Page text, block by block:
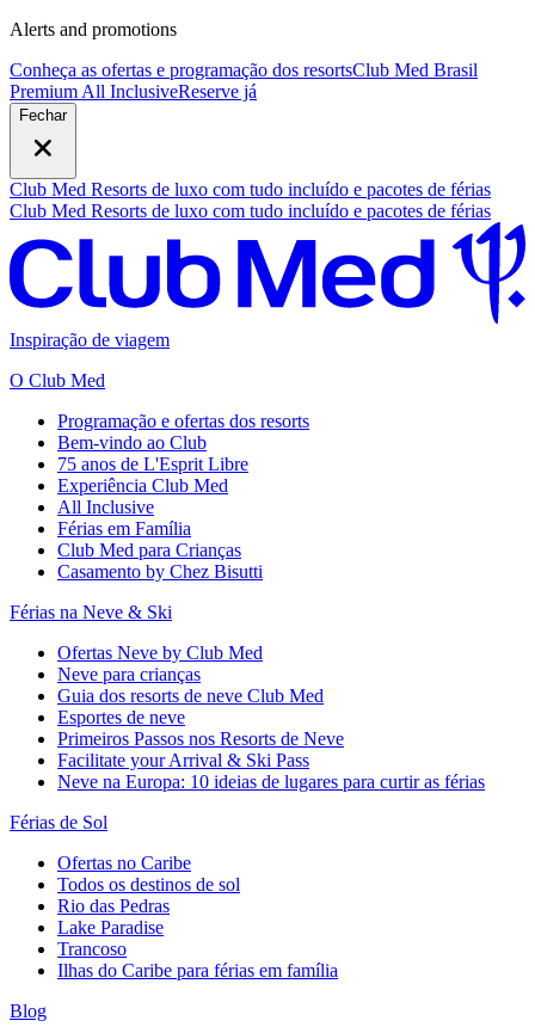
Alerts and promotions
Conheça as ofertas e programação dos resortsClub Med Brasil
Premium All InclusiveReserve já
Fechar
Club Med Resorts de luxo com tudo incluído e pacotes de férias
Club Med Resorts de luxo com tudo incluído e pacotes de férias
Inspiração de viagem
O Club Med
Programação e ofertas dos resorts
Bem-vindo ao Club
75 anos de L'Esprit Libre
Experiência Club Med
All Inclusive
Férias em Família
Club Med para Crianças
Casamento by Chez Bisutti
Férias na Neve & Ski
Ofertas Neve by Club Med
Neve para crianças
Guia dos resorts de neve Club Med
Esportes de neve
Primeiros Passos nos Resorts de Neve
Facilitate your Arrival & Ski Pass
Neve na Europa: 10 ideias de lugares para curtir as férias
Férias de Sol
Ofertas no Caribe
Todos os destinos de sol
Rio das Pedras
Lake Paradise
Trancoso
Ilhas do Caribe para férias em família
Blog